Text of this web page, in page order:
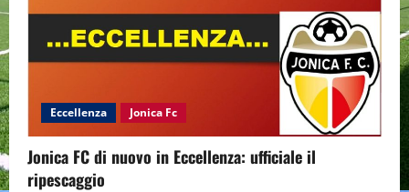
Eccellenza Jonica Fc
Jonica FC di nuovo in Eccellenza: ufficiale il
ripescaggio